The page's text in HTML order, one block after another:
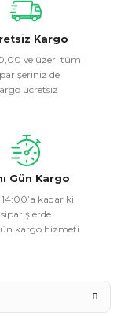
formunu
Kargo
ve üzeri tüm
de
ücretsiz
Gün Kargo
kadar ki
siparişlerde
kargo hizmeti